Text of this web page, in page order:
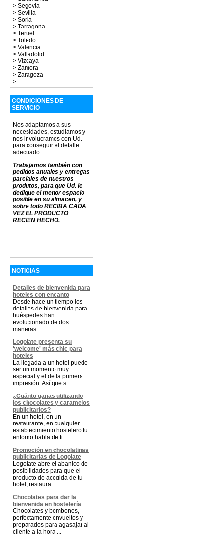
> Segovia
> Sevilla
> Soria
> Tarragona
> Teruel
> Toledo
> Valencia
> Valladolid
> Vizcaya
> Zamora
> Zaragoza
>
CONDICIONES DE
SERVICIO
Nos adaptamos a sus
necesidades, estudiamos y
nos involucramos con Ud.
para conseguir el detalle
adecuado.
Trabajamos también con
pedidos anuales y entregas
parciales de nuestros
produtos, para que Ud. le
dedique el menor espacio
posible en su almacén, y
sobre todo RECIBA CADA
VEZ EL PRODUCTO
RECIEN HECHO.
NOTICIAS
Detalles de bienvenida para
hoteles con encanto
Desde hace un tiempo los
detalles de bienvenida para
huéspedes han
evolucionado de dos
maneras. ...
Logolate presenta su
'welcome' más chic para
hoteles
La llegada a un hotel puede
ser un momento muy
especial y el de la primera
impresión. Así que s ...
¿Cuánto ganas utilizando
los chocolates y caramelos
publicitarios?
En un hotel, en un
restaurante, en cualquier
establecimiento hostelero tu
entorno habla de ti.. ...
Promoción en chocolatinas
publicitarias de Logolate
Logolate abre el abanico de
posibilidades para que el
producto de acogida de tu
hotel, restaura ...
Chocolates para dar la
bienvenida en hostelería
Chocolates y bombones,
perfectamente envueltos y
preparados para agasajar al
cliente a la hora ...